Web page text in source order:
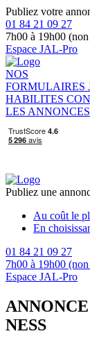
Publiez votre
01 84 21 09 27
7h00 à 19h00
Espace JAL-Pro
NOS
FORMULAIRES
HABILITES
LES
Publiez une
Au coût le
En
01 84 21 09 27
7h00 à 19h00
Espace JAL-Pro
NESS